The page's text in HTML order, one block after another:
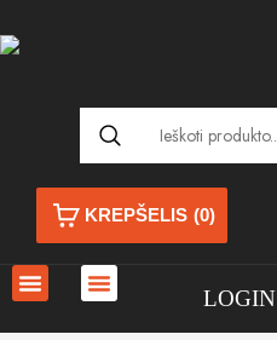
KREPŠELIS (0)
LOGIN